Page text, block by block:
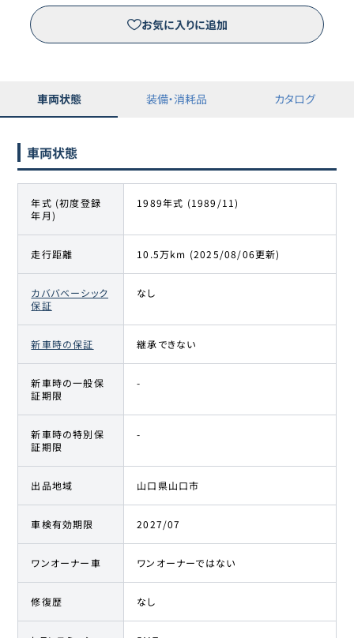
お気に入りに追加
車両状態 装備・消耗品 カタログ
車両状態
年式 (初度登録
年月)
1989年式 (1989/11)
走行距離 10.5万km (2025/08/06更新)
カババベーシック
保証
なし
新車時の保証 継承できない
新車時の一般保
証期限
-
新車時の特別保
証期限
-
出品地域 山口県山口市
車検有効期限 2027/07
ワンオーナー車 ワンオーナーではない
修復歴 なし